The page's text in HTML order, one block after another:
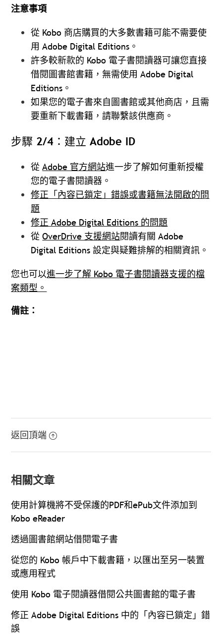
注意事項
從 Kobo 商店購買的大多數書籍可能不需要使
用 Adobe Digital Editions。
許多較新款的 Kobo 電子書閱讀器可讓您直接
借閱圖書館書籍，無需使用 Adobe Digital
Editions。
如果您的電子書來自圖書館或其他商店，且需
要重新下載書籍，請聯繫該供應商。
步驟 2/4：建立 Adobe ID
從Adobe 官方網站進一步了解如何重新授權
您的電子書閱讀器。
修正「內容已鎖定」錯誤或書籍無法開啟的問
題
修正 Adobe Digital Editions 的問題
從OverDrive 支援網站閱讀有關 Adobe
Digital Editions 設定與疑難排解的相關資訊。
您也可以進一步了解 Kobo 電子書閱讀器支援的檔
案類型。
備註：
返回頂端
相關文章
使用計算機將不受保護的PDF和ePub文件添加到
Kobo eReader
透過圖書館網站借閱電子書
從您的 Kobo 帳戶中下載書籍，以匯出至另一裝置
或應用程式
使用 Kobo 電子閱讀器借閱公共圖書館的電子書
修正 Adobe Digital Editions 中的「內容已鎖定」錯
誤